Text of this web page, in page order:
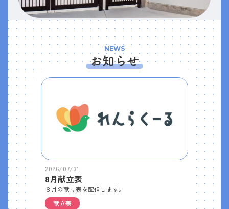
NEWS
お知らせ
2026/07/31
8月献立表
８月の献立表を配信します。
献立表